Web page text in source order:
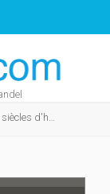
d'histoire